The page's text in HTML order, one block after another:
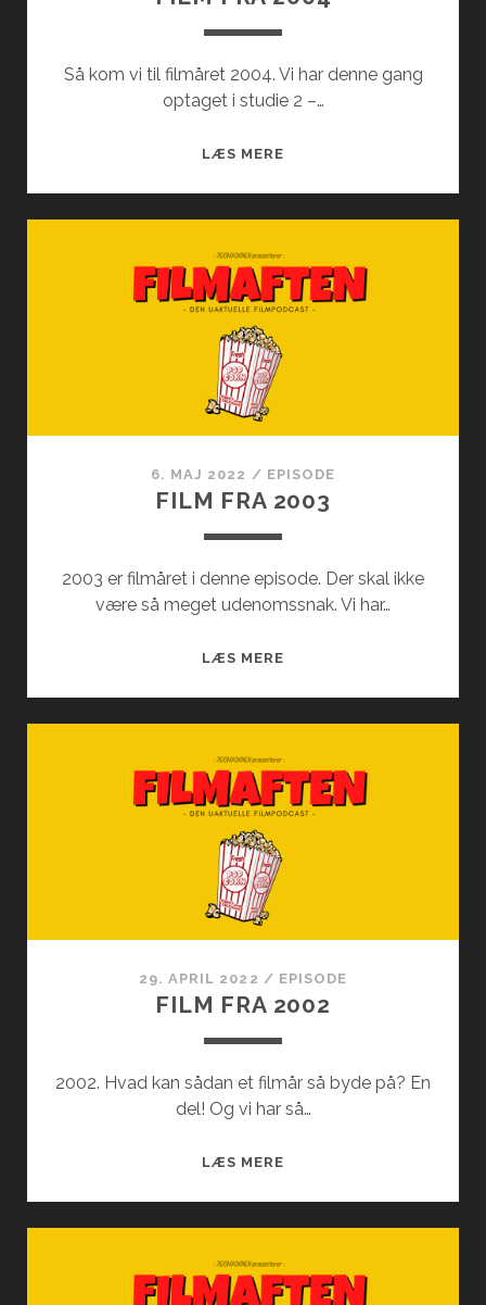
Så kom vi til filmåret 2004. Vi har denne gang
optaget i studie 2 –…
LÆS MERE
6. MAJ 2022 / EPISODE
FILM FRA 2003
2003 er filmåret i denne episode. Der skal ikke
være så meget udenomssnak. Vi har…
LÆS MERE
29. APRIL 2022 / EPISODE
FILM FRA 2002
2002. Hvad kan sådan et filmår så byde på? En
del! Og vi har så…
LÆS MERE